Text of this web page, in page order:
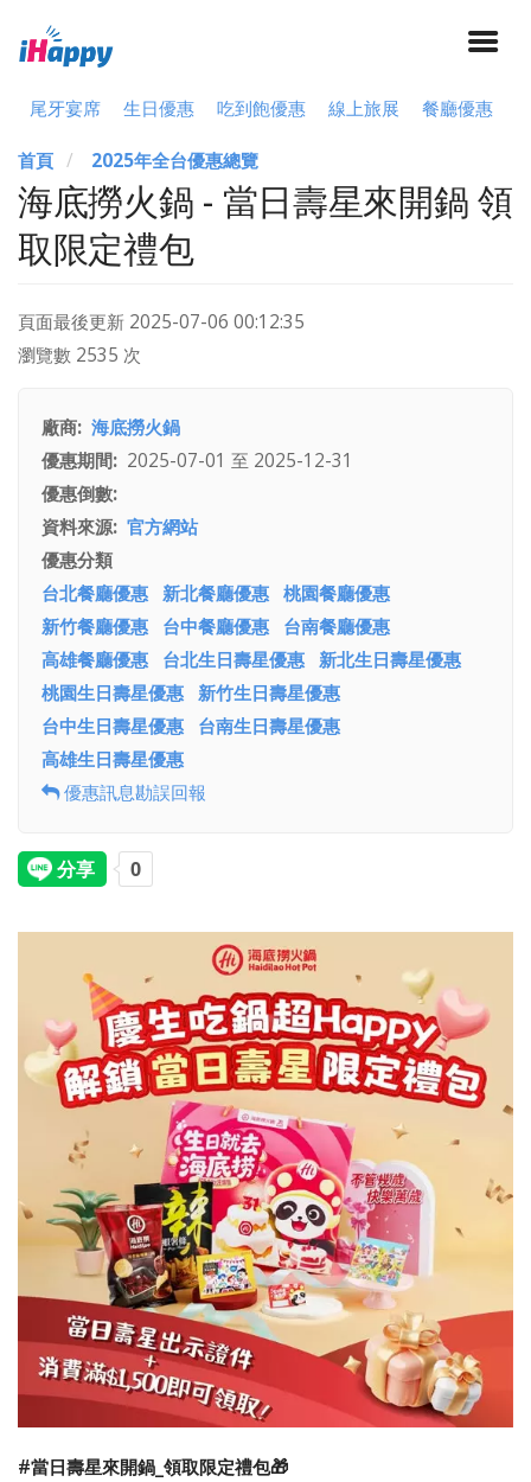
尾牙宴席 生日優惠 吃到飽優惠 線上旅展 餐廳優惠
首頁 2025年全台優惠總覽
海底撈火鍋 - 當日壽星來開鍋 領
取限定禮包
頁面最後更新 2025-07-06 00:12:35
瀏覽數 2535 次
廠商 海底撈火鍋
優惠期間
2025-07-01 至 2025-12-31
優惠倒數
資料來源 官方網站
優惠分類
台北餐廳優惠 新北餐廳優惠 桃園餐廳優惠
新竹餐廳優惠
台中餐廳優惠
台南餐廳優惠
高雄餐廳優惠
台北生日壽星優惠 新北生日壽星優惠
桃園生日壽星優惠 新竹生日壽星優惠
台中生日壽星優惠
台南生日壽星優惠
高雄生日壽星優惠
優惠訊息勘誤回報
#當日壽星來開鍋_領取限定禮包🎁